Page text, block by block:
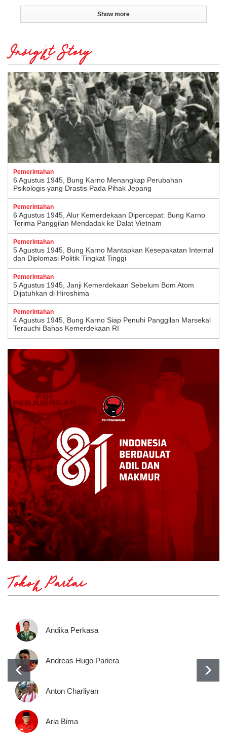
Show more
Insight Story
Pemerintahan
6 Agustus 1945, Bung Karno Menangkap Perubahan
Psikologis yang Drastis Pada Pihak Jepang
Pemerintahan
6 Agustus 1945, Alur Kemerdekaan Dipercepat: Bung Karno
Terima Panggilan Mendadak ke Dalat Vietnam
Pemerintahan
5 Agustus 1945, Bung Karno Mantapkan Kesepakatan Internal
dan Diplomasi Politik Tingkat Tinggi
Pemerintahan
5 Agustus 1945, Janji Kemerdekaan Sebelum Bom Atom
Dijatuhkan di Hiroshima
Pemerintahan
4 Agustus 1945, Bung Karno Siap Penuhi Panggilan Marsekal
Terauchi Bahas Kemerdekaan RI
Tokoh Partai
Andika Perkasa
Andreas Hugo Pariera
Anton Charliyan
Aria Bima